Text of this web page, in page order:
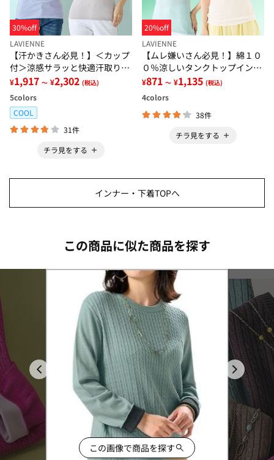
30%off
LAVIENNE
【汗かきさん必見！】＜カップ
付＞涼感サラッと快適汗取りタ
ンクトップインナー＜さらりラ
ボ＞
¥1,917 ～ ¥2,302 (税込)
5colors
COOL
31件
チラ見をする
20%off
LAVIENNE
【ムレ嫌いさん必見！】綿１０
０％涼しいタンクトップインナ
ー＜さらりラボ＞
¥871 ～ ¥1,135 (税込)
4colors
38件
チラ見をする
インナー・下着TOPへ
この商品に似た商品を探す
この画像で商品を探す